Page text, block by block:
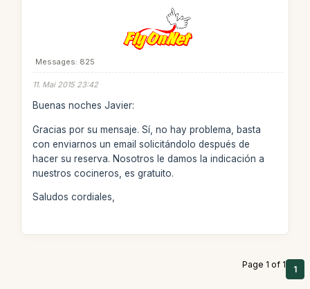
Messages: 825
11. Mai 2015 23:42
Buenas noches Javier:
Gracias por su mensaje. Sí, no hay problema, basta
con enviarnos un email solicitándolo después de
hacer su reserva. Nosotros le damos la indicación a
nuestros cocineros, es gratuito.
Saludos cordiales,
Page 1 of 1 1